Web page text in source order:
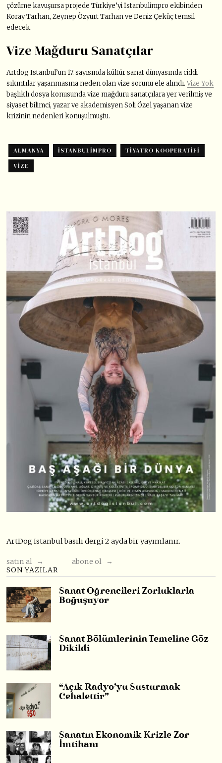
çözüme kavuşursa projede Türkiye’yi İstanbulimpro ekibinden
Koray Tarhan, Zeynep Özyurt Tarhan ve Deniz Çeküç temsil
edecek.
Vize Mağduru Sanatçılar
Artdog Istanbul’un 17. sayısında kültür sanat dünyasında ciddi
sıkıntılar yaşanmasına neden olan vize sorunu ele alındı.Vize Yok
başlıklı dosya konusunda vize mağduru sanatçılara yer verilmiş ve
siyaset bilimci, yazar ve akademisyen Soli Özel yaşanan vize
krizinin nedenleri konuşulmuştu.
ALMANYA ISTANBULIMPRO
TIYATRO KOOPERATIFI
VIZE
ArtDog Istanbul basılı dergi 2 ayda bir yayımlanır.
satın al →
abone ol →
SON YAZILAR
Sanat Öğrencileri Zorluklarla
Boğuşuyor
Sanat Bölümlerinin Temeline Göz
Dikildi
“Açık Radyo’yu Susturmak
Cehalettir”
Sanatın Ekonomik Krizle Zor
İmtihanı